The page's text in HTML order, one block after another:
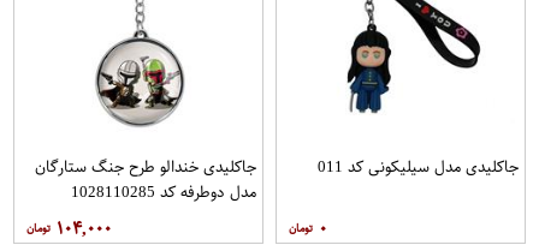
جاکلیدی مدل سیلیکونی کد 011
۰
جاکلیدی خندالو طرح جنگ ستارگان
مدل دوطرفه کد 1028110285
۱۰۴,۰۰۰